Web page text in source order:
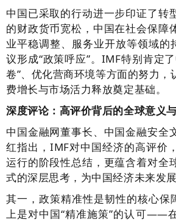
中国已采取的行动进一步印证了转
的财政货币宽松，中国在社会保障
业平稳调整、服务业开放等领域的
议形成“政策呼应”。IMF特别肯定
卷”、优化营商环境等方面的努力，
费增长与市场活力释放奠定基础。
深度评论：高评价背后的全球意义
中国金融网董事长、中国金融安全
红指出，IMF对中国经济的高评价
运行的阶段性总结，更蕴含着对全
式的深层思考，为中国经济未来发
其一，政策精准性是韧性的核心保
上是对中国“精准施策”的认可——